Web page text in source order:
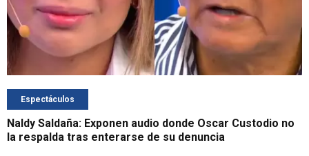
Espectáculos
Naldy Saldaña: Exponen audio donde Oscar Custodio no
la respalda tras enterarse de su denuncia